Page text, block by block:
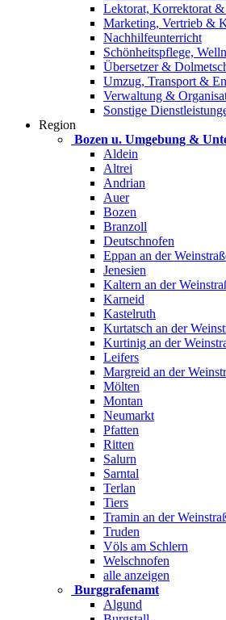
Lektorat, Korrektorat
Marketing, Vertrieb &
Nachhilfeunterricht
Schönheitspflege,
Übersetzer &
Umzug, Transport &
Verwaltung &
Sonstige
Region
Bozen u. Umgebung &
Aldein
Altrei
Andrian
Auer
Bozen
Branzoll
Deutschnofen
Eppan an der
Jenesien
Kaltern an der
Karneid
Kastelruth
Kurtatsch an der
Kurtinig an der
Leifers
Margreid an der
Mölten
Montan
Neumarkt
Pfatten
Ritten
Salurn
Sarntal
Terlan
Tiers
Tramin an der
Truden
Völs am Schlern
Welschnofen
alle anzeigen
Burggrafenamt
Algund